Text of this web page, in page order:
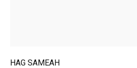
HAG SAMEAH